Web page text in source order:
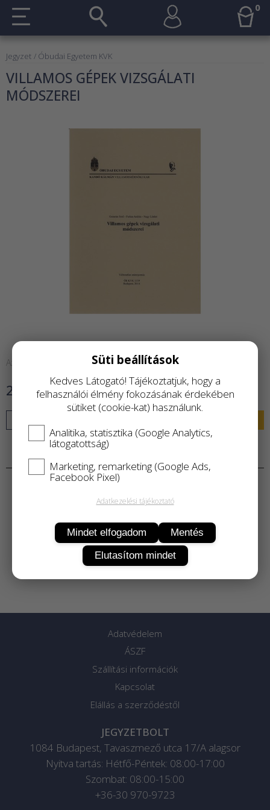
0
Jegyzet / Óbudai Egyetem KVK
VILLAMOS GÉPEK VIZSGÁLATI
MÓDSZEREI
Azonnal raktárról
2 200 Ft
Adatvédelem
ÁSZF
Szállítási információk
Kapcsolat
Elállás a szerződéstől
JEGYZETBOLT
1084 Budapest, Tavaszmező utca 17/A alagsor
Nyitva tartás: Hétfő-Péntek: 08:00-17:00
Szombat: 08:00-15:00
+36-30 970-9723
Süti beállítások
Kedves Látogató! Tájékoztatjuk, hogy a
felhasználói élmény fokozásának érdekében
sütiket (cookie-kat) használunk.
Analitika, statisztika (Google Analytics,
látogatottság)
Marketing, remarketing (Google Ads,
Facebook Pixel)
Adatkezelési tájékoztató
Mindet elfogadom
Mentés
Elutasítom mindet